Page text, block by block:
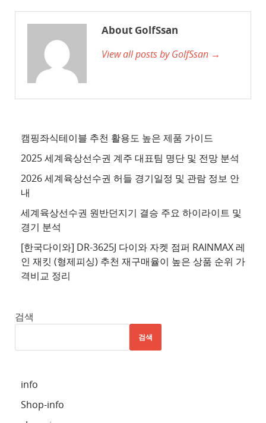
추
사
트
천
사
이
트
천
사
천
About GolfSsan
View all posts by GolfSsan →
캠핑좌식테이블 추천 활용도 높은 제품 가이드
2025 세계육상선수권 계주 대표팀 명단 및 전망 분석
2026 세계육상선수권 허들 경기일정 및 관람 정보 안
내
세계육상선수권 원반던지기 결승 주요 하이라이트 및
경기 분석
[한국다이와] DR-3625J 다이와 자켓 점퍼 RAINMAX 레
인 재킷 (형제피싱) 추천 재구매율이 높은 상품 순위 가
격비교 정리
검색
검색
info
Shop-info